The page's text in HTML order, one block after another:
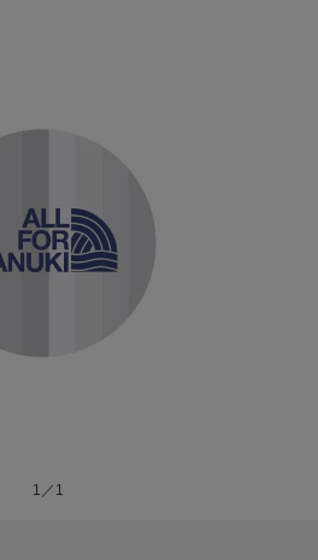
1／1